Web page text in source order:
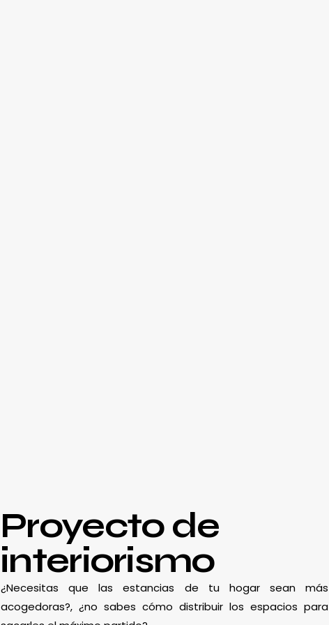
Proyecto de
interiorismo
¿Necesitas que las estancias de tu hogar sean más
acogedoras?, ¿no sabes cómo distribuir los espacios para